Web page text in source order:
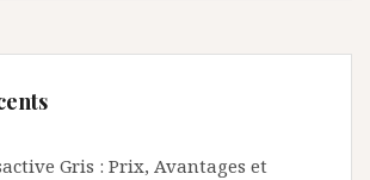
Gris : Prix, Avantages et